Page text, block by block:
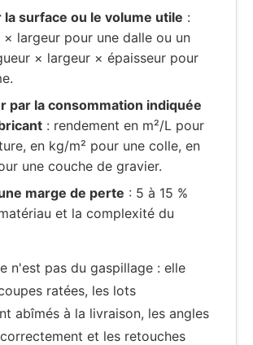
la surface ou le volume utile :
× largeur pour une dalle ou un
× largeur × épaisseur pour
par la consommation indiquée
: rendement en m²/L pour
en kg/m² pour une colle, en
une couche de gravier.
marge de perte : 5 à 15 %
et la complexité du
n'est pas du gaspillage : elle
ratées, les lots
abîmés à la livraison, les angles
et les retouches